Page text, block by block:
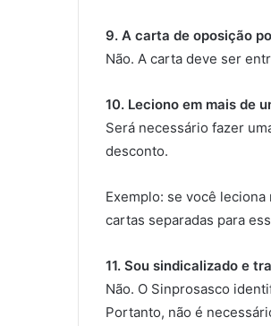
9. A carta de oposição
Não. A carta deve ser
10. Leciono em mais de
Será necessário fazer
desconto.
Exemplo: se você
cartas separadas para
11. Sou sindicalizado e
Não. O Sinprosasco
Portanto, não é